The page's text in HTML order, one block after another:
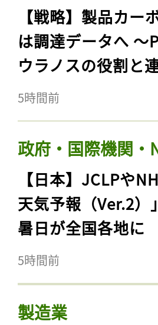
【戦略】製品カー
は調達データへ 〜
ウラノスの役割と
5時間前
政府・国際機関・
【日本】JCLPや
天気予報（Ver.2
暑日が全国各地に
5時間前
製造業